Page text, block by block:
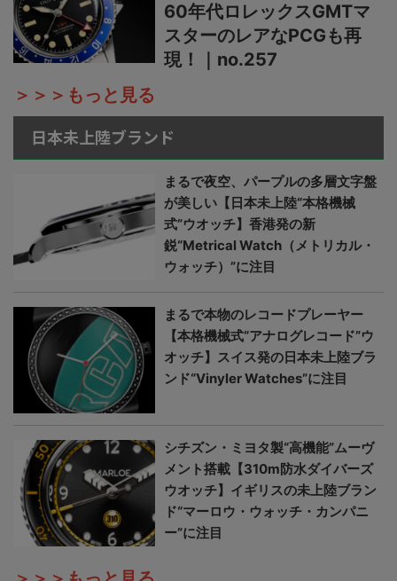
60年代ロレックスGMTマ
スターのレアなPCGも再
現！｜no.257
＞＞＞もっと見る
日本未上陸ブランド
まるで夜空、パープルの多層文字盤
が美しい【日本未上陸“本格機械
式”ウオッチ】香港発の新
鋭“Metrical Watch（メトリカル・
ウォッチ）”に注目
まるで本物のレコードプレーヤー
【本格機械式“アナログレコード”ウ
オッチ】スイス発の日本未上陸ブラ
ンド“Vinyler Watches”に注目
シチズン・ミヨタ製“高機能”ムーヴ
メント搭載【310m防水ダイバーズ
ウオッチ】イギリスの未上陸ブラン
ド“マーロウ・ウォッチ・カンパニ
ー”に注目